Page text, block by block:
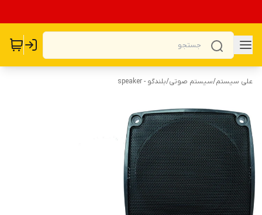
علی سیستم/سیستم صوتی/بلندگو - speaker